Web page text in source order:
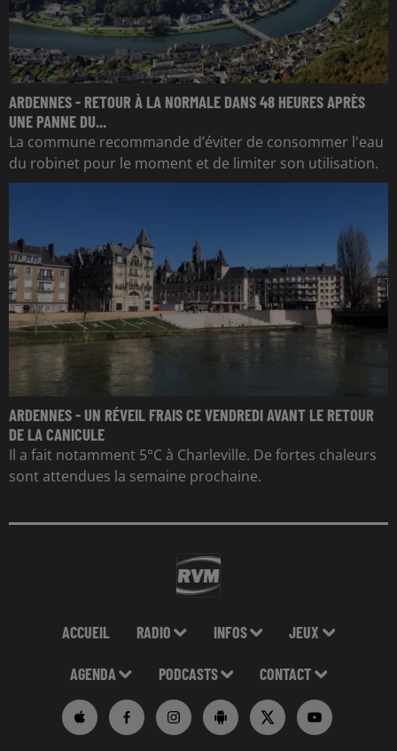
ARDENNES - RETOUR À LA NORMALE DANS 48 HEURES APRÈS
UNE PANNE DU...
La commune recommande d’éviter de consommer l'eau
du robinet pour le moment et de limiter son utilisation.
ARDENNES - UN RÉVEIL FRAIS CE VENDREDI AVANT LE RETOUR
DE LA CANICULE
Il a fait notamment 5°C à Charleville. De fortes chaleurs
sont attendues la semaine prochaine.
ACCUEIL RADIO INFOS JEUX
AGENDA PODCASTS CONTACT